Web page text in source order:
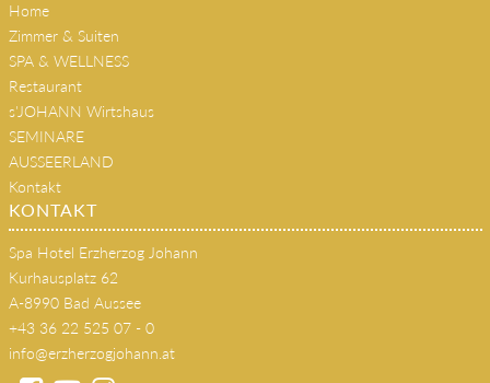
Home
Zimmer & Suiten
SPA & WELLNESS
Restaurant
s'JOHANN Wirtshaus
SEMINARE
AUSSEERLAND
Kontakt
KONTAKT
Spa Hotel Erzherzog Johann
Kurhausplatz 62
A-8990 Bad Aussee
+43 36 22 525 07 - 0
info@erzherzogjohann.at